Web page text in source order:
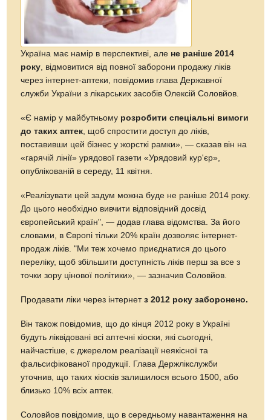
Україна має намір в перспективі, але не раніше 2014
року , відмовитися від повної заборони продажу ліків
через інтернет-аптеки, повідомив глава Державної
служби України з лікарських засобів Олексій Соловйов.
«Є намір у майбутньому розробити спеціальні вимоги
до таких аптек , щоб спростити доступ до ліків,
поставивши цей бізнес у жорсткі рамки», — сказав він на
«гарячій лінії» урядової газети «Урядовий кур'єр»,
опублікованій в середу, 11 квітня.
«Реалізувати цей задум можна буде не раніше 2014 року.
До цього необхідно вивчити відповідний досвід
європейський країн", — додав глава відомства. За його
словами, в Європі тільки 20% країн дозволяє інтернет-
продаж ліків. "Ми теж хочемо приєднатися до цього
переліку, щоб збільшити доступність ліків перш за все з
точки зору цінової політики», — зазначив Соловйов.
Продавати ліки через інтернетз 2012 року заборонено.
Він також повідомив, що до кінця 2012 року в Україні
будуть ліквідовані всі аптечні кіоски, які сьогодні,
найчастіше, є джерелом реалізації неякісної та
фальсифікованої продукції. Глава Держлікслужби
уточнив, що таких кіосків залишилося всього 1500, або
близько 10% всіх аптек.
Соловйов повідомив, що в середньому навантаження на